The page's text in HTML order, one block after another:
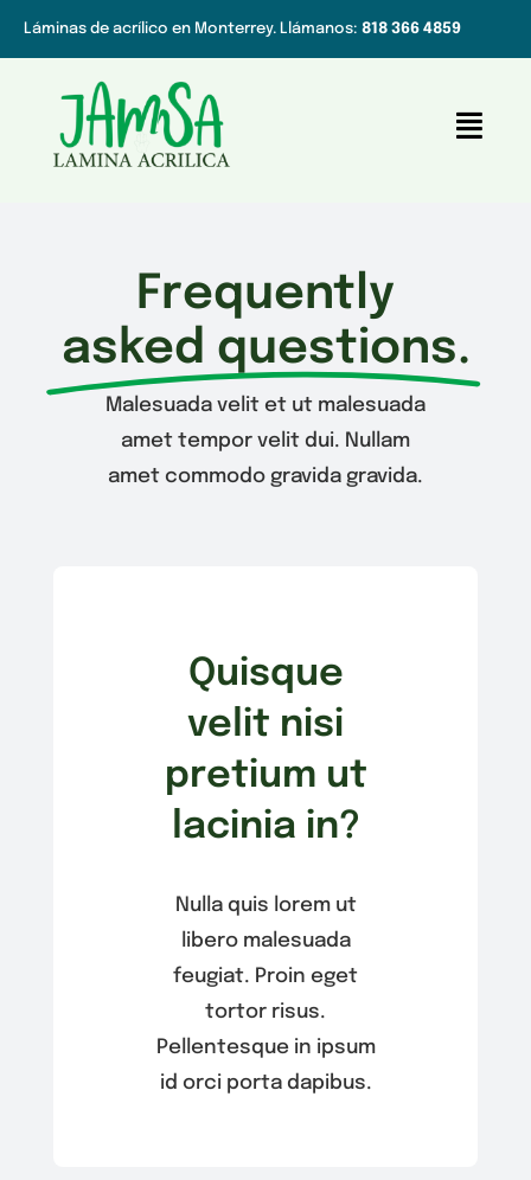
contenido
Láminas de acrílico en Monterrey. Llámanos: 818 366 4859
Servicio de corte láser
Contacto
Frequently
asked questions.
Malesuada velit et ut malesuada
amet tempor velit dui. Nullam
amet commodo gravida gravida.
Quisque
velit nisi
pretium ut
lacinia in?
Nulla quis lorem ut
libero malesuada
feugiat. Proin eget
tortor risus.
Pellentesque in ipsum
id orci porta dapibus.